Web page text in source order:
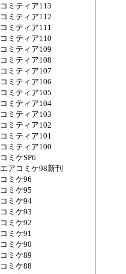
コミティア113
コミティア112
コミティア111
コミティア110
コミティア109
コミティア108
コミティア107
コミティア106
コミティア105
コミティア104
コミティア103
コミティア102
コミティア101
コミティア100
コミケSP6
エアコミケ98新刊
コミケ96
コミケ95
コミケ94
コミケ93
コミケ92
コミケ91
コミケ90
コミケ89
コミケ88